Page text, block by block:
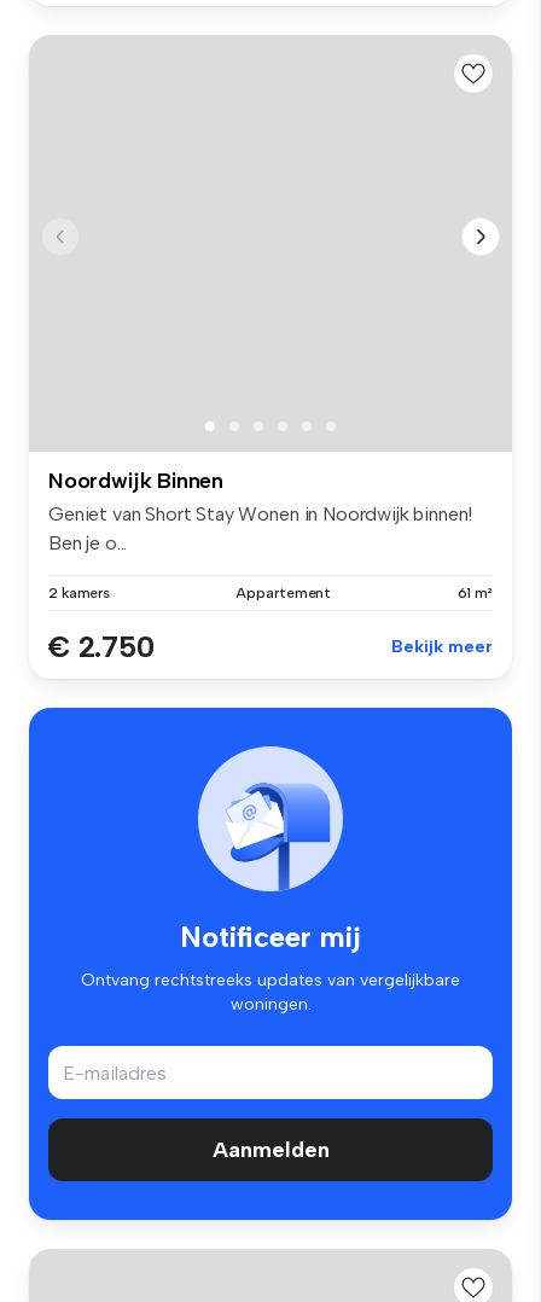
Noordwijk Binnen
Geniet van Short Stay Wonen in Noordwijk binnen!
Ben je o...
2 kamers Appartement 61 m²
€ 2.750 Bekijk meer
Notificeer mij
Ontvang rechtstreeks updates van vergelijkbare
woningen.
Aanmelden